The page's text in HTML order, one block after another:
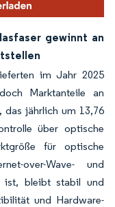
gewinnt an
im Jahr 2025
Marktanteile an
das jährlich um 13,76
über optische
für optische
over-Wave- und
ist, bleibt stabil und
und Hardware-